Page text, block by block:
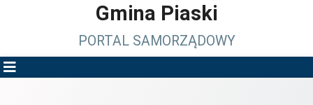
Gmina Piaski
PORTAL SAMORZĄDOWY